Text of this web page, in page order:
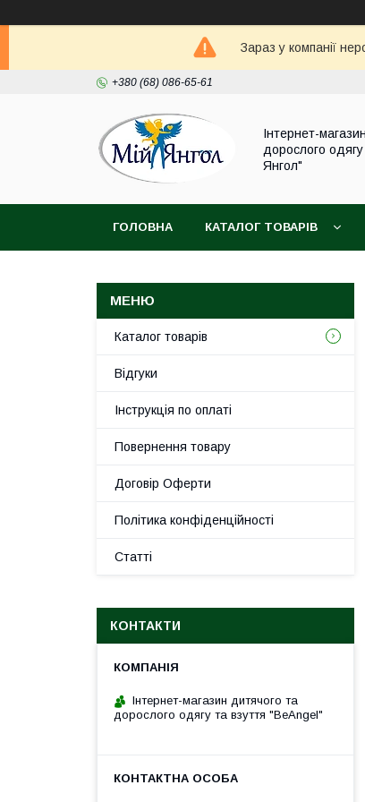
Зараз у компанії
+380 (68) 086-65-61
Інтернет-
дорослого одягу
Янгол"
ГОЛОВНА КАТАЛОГ ТОВАРІВ
Каталог товарів
Відгуки
Інструкція по оплаті
Повернення товару
Договір Оферти
Політика конфіденційності
Статті
КОНТАКТИ
Інтернет-магазин дитячого та
дорослого одягу та взуття "BeAngel"